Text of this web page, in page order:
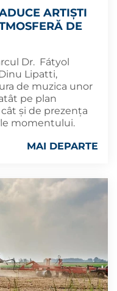
ARTIȘTI
DE
Dr. Fátyol
Lipatti,
de muzica unor
pe plan
și de prezența
momentului.
MAI DEPARTE